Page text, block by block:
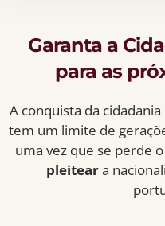
Garanta a
para as
A conquista da
tem um limite de
uma vez que se perde
pleiteara